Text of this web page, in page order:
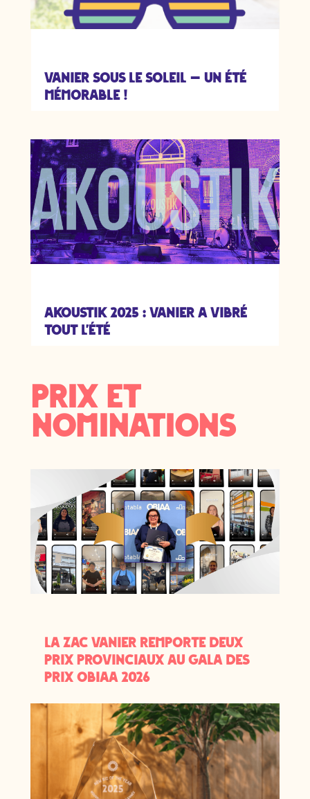
Vanier sous le soleil — un été
mémorable !
Akoustik 2025 : Vanier a vibré
tout l’été
Prix et
Nominations
La ZAC Vanier remporte deux
prix provinciaux au Gala des
prix OBIAA 2026